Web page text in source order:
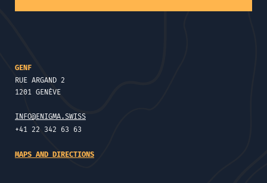
GENF
RUE ARGAND 2
1201 GENÈVE
INFO@ENIGMA.SWISS
+41 22 342 63 63
MAPS AND DIRECTIONS